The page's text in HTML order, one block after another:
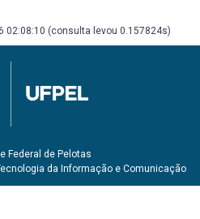
02:08:10 (consulta levou 0.157824s)
Federal de Pelotas
da Informação e Comunicação